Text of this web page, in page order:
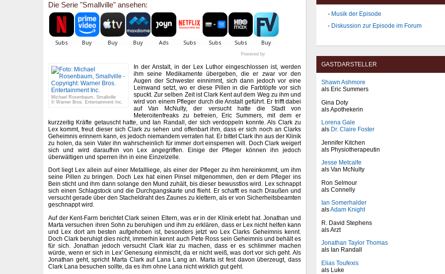
Die Serie "Smallville" ansehen:
Powered by
Michael Rosenbaum, Smallville
© Warner Bros. Entertainment Inc.
In der Anstalt, in der Lex Luthor eingeschlossen ist, werden
ihm seine Medikamente übergeben, die er zwar vor den
Augen der Schwester einnimmt, sich dann jedoch vor eine
Leinwand setzt, wo er diese Pillen in die Farbtöpfe vor sich
spuckt. Zur selben Zeit ist Clark Kent auf dem Weg zu ihm und
wird von einem Pfleger durch die Anstalt geführt. Er trifft dabei
auf Van McNulty, der versucht hatte die Stadt von
Meteroitenfreaks zu befreien, Eric Summers, mit dem er
kurzzeitig Kräfte getauscht hatte, und Ian Randall, der sich verdoppeln konnte. Als Clark zu
Lex kommt, freut dieser sich Clark zu sehen und offenbart ihm, dass er sich noch an Clarks
Geheimnis erinnern kann, es jedoch niemandem verraten hat. Er bittet Clark ihn aus der Klinik
zu holen, da sein Vater ihn wahrscheinlich für immer dort einsperren will. Doch Clark weigert
sich und wird daraufhin von Lex angegriffen. Einige der Pfleger können ihn jedoch
überwältigen und sperren ihn in eine Einzelzelle.
Dort liegt Lex allein auf einer Metallliege, als einer der Pfleger zu ihm hereinkommt, um ihm
seine Pillen zu bringen. Doch Lex hat einen Pinsel mitgenommen, den er dem Pfleger ins
Bein sticht und ihm dann solange den Mund zuhält, bis dieser bewusstlos wird. Lex schnappt
sich einen Schlagstock und die Durchgangskarte und flieht. Er schafft es nach Draußen und
versucht gerade über den Stacheldraht des Zaunes zu klettern, als er von Sicherheitsbeamten
geschnappt wird.
Auf der Kent-Farm berichtet Clark seinen Eltern, was er in der Klinik erlebt hat. Jonathan und
Marta versuchen ihren Sohn zu beruhigen und ihm zu erklären, dass er Lex nicht helfen kann
und Lex dort am besten aufgehoben ist, besonders jetzt wo Lex Clarks Geheimnis kennt.
Doch Clark beruhigt dies nicht, immerhin kennt auch Pete Ross sein Geheimnis und behält es
für sich. Jonathan jedoch versucht Clark klar zu machen, dass er es schlimmer machen
würde, wenn er sich in Lex' Genesung einmischt, da er nicht weiß, was dort vor sich geht. Als
Jonathan geht, spricht Marta Clark auf Lana Lang an. Marta ist fest davon überzeugt, dass
Clark Lana besuchen sollte, da es ihm ohne Lana nicht wirklich gut geht.
Musik der Episode
Diskussion zur Episode im Forum
GASTDARSTELLER
Shawn Ashmore
als Eric Summers
Gina Doty
als Apothekerin
Lorena Gale
als Dr. Claire Foster
Jennifer Kitchen
als Physiotherapeutin
Jesse Metcalfe
als Van McNulty
Ron Selmour
als Connelly
Ian Somerhalder
alsAdam Knight
R. David Stephens
als Arzt
Jonathan Taylor Thomas
als Ian Randall
Elias Toufexis
als Luke